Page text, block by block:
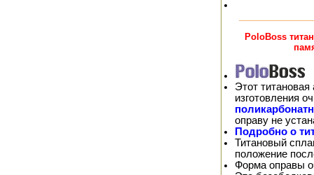
PoloBoss
Этот
изготовления
оправу не
Подробно о
Титановый
положение
Форма оправы